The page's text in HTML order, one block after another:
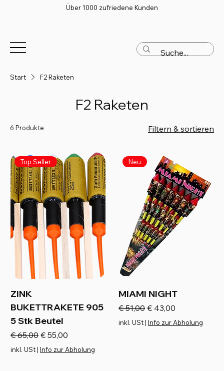
Über 1000 zufriedene Kunden
Start F2 Raketen
F2 Raketen
6 Produkte Filtern & sortieren
Top Seller
ZINK
BUKETTRAKETE 905
5 Stk Beutel
Standardpreis
€ 65,00 Sale-Preis
€ 55,00
inkl. USt| Info zur Abholung
Neu
MIAMI NIGHT
Standardpreis
€ 51,00 Sale-Preis
€ 43,00
inkl. USt| Info zur Abholung